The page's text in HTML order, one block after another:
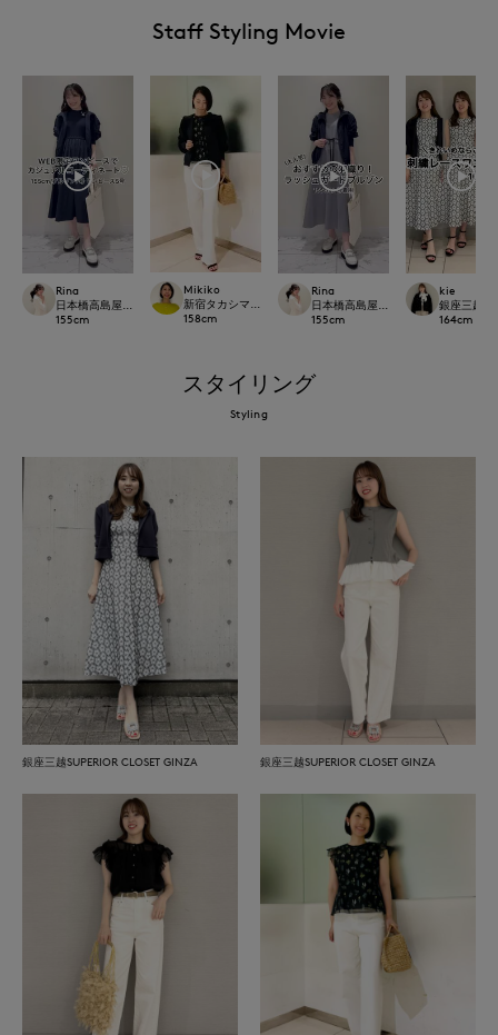
Staff Styling Movie
Rina
日本橋高島屋M Maglie le cassetto
155cm
Mikiko
新宿タカシマヤSUPERIOR CLOSET
158cm
Rina
日本橋高島屋M Maglie le cassetto
155cm
kie
銀座三越
164cm
スタイリング
Styling
銀座三越SUPERIOR CLOSET GINZA 銀座三越SUPERIOR CLOSET GINZA